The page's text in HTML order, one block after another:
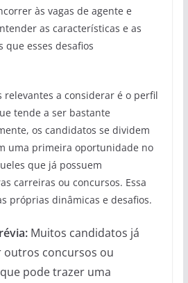
às vagas de agente e
as características e as
esses desafios
relevantes a considerar é o perfil
tende a ser bastante
os candidatos se dividem
uma primeira oportunidade no
que já possuem
carreiras ou concursos. Essa
próprias dinâmicas e desafios.
Muitos candidatos já
outros concursos ou
pode trazer uma